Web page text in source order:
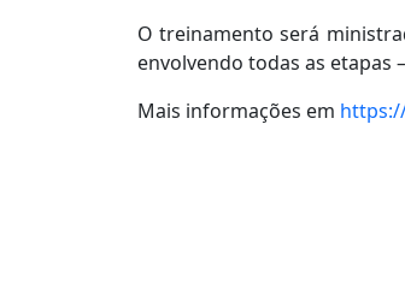
O treinamento será
envolvendo todas as etapas
Mais informações em